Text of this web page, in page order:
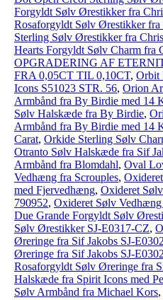
Forgyldt Sølv Ørestikker fra
Rosaforgyldt Sølv Ørestikker fra
Sterling Sølv Ørestikker fra
Hearts Forgyldt Sølv Charm fra
OPGRADERING AF
FRA 0,05CT TIL 0,10CT, Orbit
Icons S51023 STR. 56, Orion
Armbånd fra By Birdie med 14
Sølv Halskæde fra By Birdie,
Armbånd fra By Birdie med 14
Carat, Orkide Sterling Sølv
Otranto Sølv Halskæde fra Sif
Armbånd fra Blomdahl, Oval
Vedhæng fra Scrouples,
med Fjervedhæng, Oxideret
790952, Oxideret Sølv
Due Grande Forgyldt Sølv
Sølv Ørestikker SJ-E0317-CZ,
Øreringe fra Sif Jakobs SJ-
Øreringe fra Sif Jakobs SJ-
Rosaforgyldt Sølv Øreringe fra
Halskæde fra Spirit Icons med
Sølv Armbånd fra Michael Kors,